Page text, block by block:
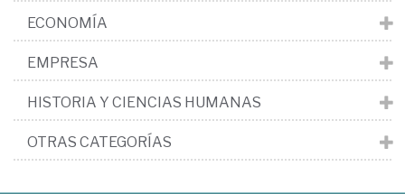
ECONOMÍA
EMPRESA
HISTORIA Y CIENCIAS HUMANAS
OTRAS CATEGORÍAS